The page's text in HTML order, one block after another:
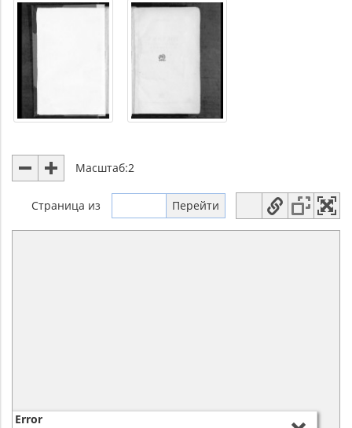
Масштаб:2
Страница из
Error